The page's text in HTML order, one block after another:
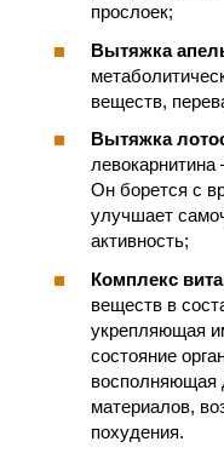
прослоек;
Вытяжка
веществ,
Вытяжка
левокарнитина
Он борется с
улучшает
активность;
Комплекс
веществ в
укрепляющая
состояние
восполняющая
материалов,
похудения.